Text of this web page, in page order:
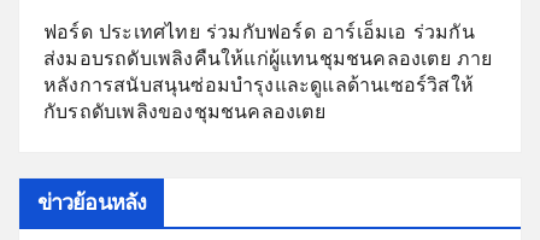
ฟอร์ด ประเทศไทย ร่วมกับฟอร์ด อาร์เอ็มเอ ร่วมกัน
ส่งมอบรถดับเพลิงคืนให้แก่ผู้แทนชุมชนคลองเตย ภาย
หลังการสนับสนุนซ่อมบำรุงและดูแลด้านเซอร์วิสให้
กับรถดับเพลิงของชุมชนคลองเตย
ข่าวย้อนหลัง